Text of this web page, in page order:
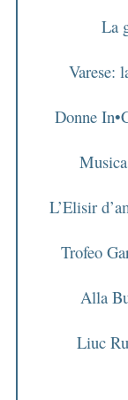
La
Varese:
Donne
L’Elisir
Trofeo
Alla
Liuc